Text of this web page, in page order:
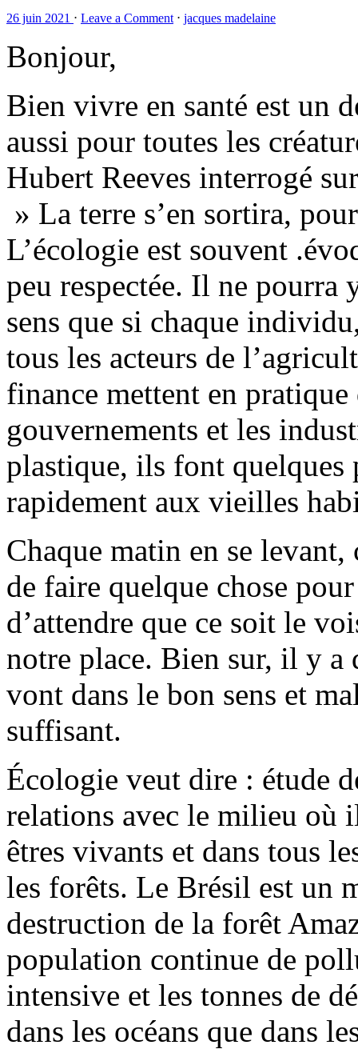
26 juin 2021 ⋅ Leave a Comment ⋅ jacques madelaine
Bonjour,
Bien vivre en santé est un
aussi pour toutes les
Hubert Reeves interrogé
» La terre s’en sortira,
L’écologie est souvent
peu respectée. Il ne pourra
sens que si chaque
tous les acteurs de
finance mettent en
gouvernements et les
plastique, ils font quelques
rapidement aux vieilles
Chaque matin en se levant,
de faire quelque chose
d’attendre que ce soit le
notre place. Bien sur, il y a
vont dans le bon sens et
suffisant.
Écologie veut dire : étude
relations avec le milieu où
êtres vivants et dans tous
les forêts. Le Brésil est un
destruction de la forêt
population continue de
intensive et les tonnes de
dans les océans que dans